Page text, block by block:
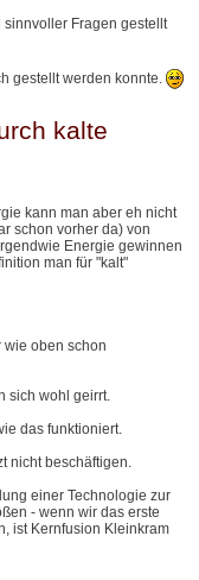
Fragen gestellt
gestellt werden konnte.
kalte
kann man aber eh nicht
schon vorher da) von
Energie gewinnen
man für "kalt"
oben schon
sich wohl geirrt.
das funktioniert.
nicht beschäftigen.
einer Technologie zur
- wenn wir das erste
ist Kernfusion Kleinkram